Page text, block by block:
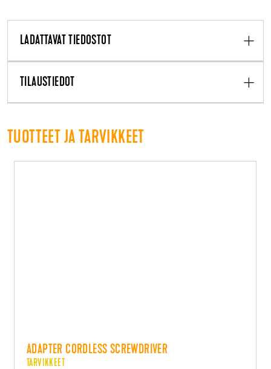
LADATTAVAT TIEDOSTOT
TILAUSTIEDOT
TUOTTEET JA TARVIKKEET
ADAPTER CORDLESS SCREWDRIVER
TARVIKKEET